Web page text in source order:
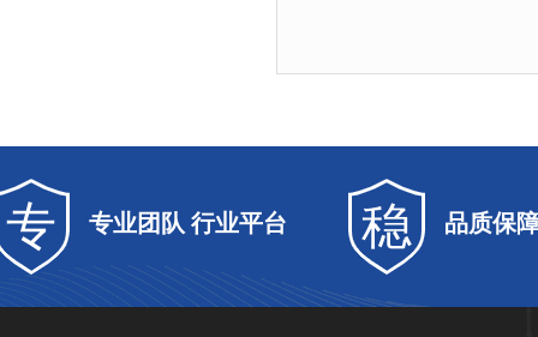
专 专业团队 行业平台 稳 品质保